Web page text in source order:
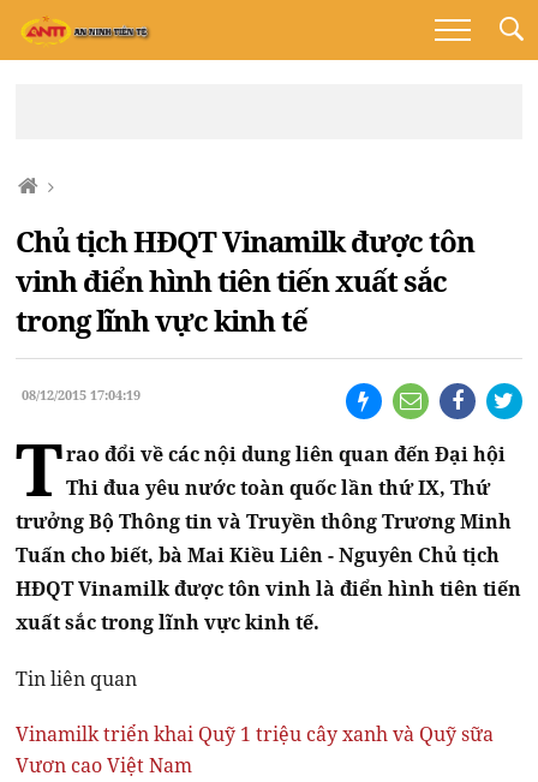
Chủ tịch HĐQT Vinamilk được tôn
vinh điển hình tiên tiến xuất sắc
trong lĩnh vực kinh tế
08/12/2015 17:04:19
Trao đổi về các nội dung liên quan đến Đại hội
Thi đua yêu nước toàn quốc lần thứ IX, Thứ
trưởng Bộ Thông tin và Truyền thông Trương Minh
Tuấn cho biết, bà Mai Kiều Liên - Nguyên Chủ tịch
HĐQT Vinamilk được tôn vinh là điển hình tiên tiến
xuất sắc trong lĩnh vực kinh tế.
Tin liên quan
Vinamilk triển khai Quỹ 1 triệu cây xanh và Quỹ sữa
Vươn cao Việt Nam